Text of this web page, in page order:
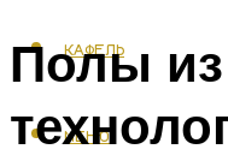
КАФЕЛЬ
МЕНЮ
Полы из